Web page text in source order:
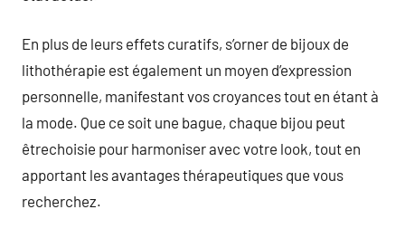
En plus de leurs effets curatifs, s’orner de bijoux de
lithothérapie est également un moyen d’expression
personnelle, manifestant vos croyances tout en étant à
la mode. Que ce soit une bague, chaque bijou peut
êtrechoisie pour harmoniser avec votre look, tout en
apportant les avantages thérapeutiques que vous
recherchez.